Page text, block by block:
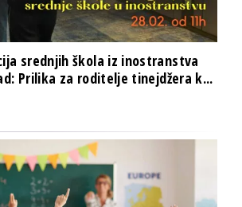
srednjih škola iz inostranstva
Prilika za roditelje tinejdžera k...